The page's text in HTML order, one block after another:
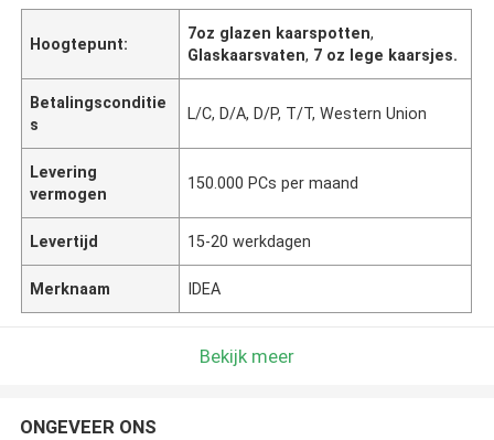
Hoogtepunt:
7oz glazen kaarspotten,
Glaskaarsvaten, 7 oz lege kaarsjes.
Betalingsconditie
s
L/C, D/A, D/P, T/T, Western Union
Levering
vermogen
150.000 PCs per maand
Levertijd 15-20 werkdagen
Merknaam IDEA
Bekijk meer
ONGEVEER ONS